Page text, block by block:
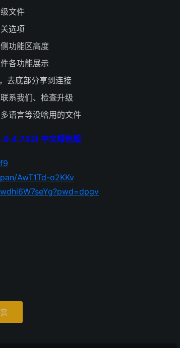
文件
选项
功能区高度
各功能展示
去底部分享到连接
系我们、检查升级
语言等没啥用的文件
中文绿色版
AwT1Td-o2KKv